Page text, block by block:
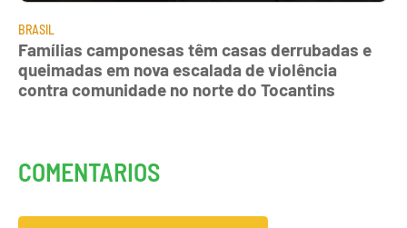
BRASIL
Famílias camponesas têm casas derrubadas e
queimadas em nova escalada de violência
contra comunidade no norte do Tocantins
COMENTARIOS